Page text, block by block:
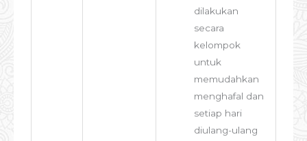
dilakukan
secara
kelompok
untuk
memudahkan
menghafal dan
setiap hari
diulang-ulang